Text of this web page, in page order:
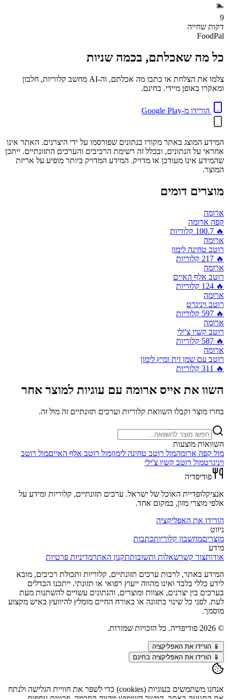
🏊
9
דקות שחייה
FoodPal
כל מה שאכלתם, בכמה שניות
צלמו את הצלחת או כתבו מה אכלתם, וה-AI מחשב קלוריות, חלבון
ומאקרו באופן מיידי. בחינם.
הורידו מ-Google Play
המידע המוצג באתר מקורו בנתונים שפורסמו על ידי היצרנים. האתר אינו
אחראי על הנתונים, ובכלל זה רשימת הרכיבים והערכים התזונתיים. ייתכן
שהמידע אינו מעודכן או מדויק. המידע המדויק ביותר מופיע על אריזת
המוצר.
מוצרים דומים
ארומה
קפה ארומה
🔥
100.7 קלוריות
ארומה
רוטב טחינה לימון
🔥
217 קלוריות
ארומה
רוטב אלף האיים
🔥
124 קלוריות
ארומה
רוטב ויניגרט
🔥
597 קלוריות
ארומה
רוטב קשיו צ'ילי
🔥
587 קלוריות
ארומה
רוטב עם שמן זית ומיץ לימון
🔥
311 קלוריות
השוו את אייס ארומה עם עוגיות למוצר אחר
בחרו מוצר וקבלו השוואת קלוריות וערכים תזונתיים זה מול זה.
השוואות מוצעות
מול קפה ארומהמול רוטב טחינה לימוןמול רוטב אלף האייםמול רוטב
ויניגרטמול רוטב קשיו צ'ילי
פודיפדיה
אנציקלופדיית האוכל של ישראל. ערכים תזונתיים, קלוריות ומידע על
אלפי מוצרי מזון, במקום אחד.
הורידו את האפליקציה
ניווט
מוצריםמחשבון קלוריותכתבות
מידע
אודותצור קשרשאלות ותשובותתקנון האתרמדיניות פרטיות
המידע באתר, לרבות ערכים תזונתיים, קלוריות ותכולת רכיבים, מובא
לידע כללי בלבד ואינו מהווה ייעוץ רפואי או תזונתי. ייתכנו הבדלים
בערכים בין יצרנים, אצוות ומוצרים, והנתונים עשויים להשתנות מעת
לעת. לפני כל שינוי בתזונה או באורח החיים מומלץ להיוועץ באיש מקצוע
מוסמך.
©
2026 פודיפדיה. כל הזכויות שמורות.
📱 הורידו את האפליקציה
📱 הורידו את האפליקציה בחינם
אנחנו משתמשים בעוגיות (cookies) כדי לשפר את חוויית הגלישה ולנתח